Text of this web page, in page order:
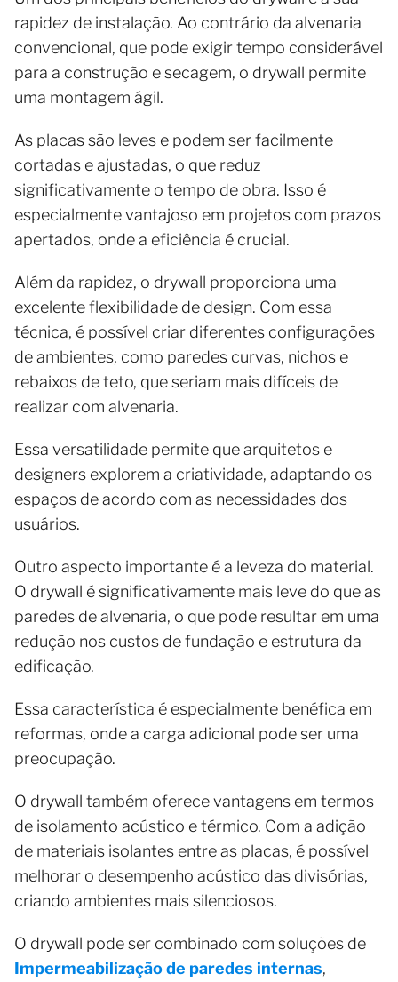
rapidez de instalação. Ao contrário da alvenaria
convencional, que pode exigir tempo considerável
para a construção e secagem, o drywall permite
uma montagem ágil.
As placas são leves e podem ser facilmente
cortadas e ajustadas, o que reduz
significativamente o tempo de obra. Isso é
especialmente vantajoso em projetos com prazos
apertados, onde a eficiência é crucial.
Além da rapidez, o drywall proporciona uma
excelente flexibilidade de design. Com essa
técnica, é possível criar diferentes configurações
de ambientes, como paredes curvas, nichos e
rebaixos de teto, que seriam mais difíceis de
realizar com alvenaria.
Essa versatilidade permite que arquitetos e
designers explorem a criatividade, adaptando os
espaços de acordo com as necessidades dos
usuários.
Outro aspecto importante é a leveza do material.
O drywall é significativamente mais leve do que as
paredes de alvenaria, o que pode resultar em uma
redução nos custos de fundação e estrutura da
edificação.
Essa característica é especialmente benéfica em
reformas, onde a carga adicional pode ser uma
preocupação.
O drywall também oferece vantagens em termos
de isolamento acústico e térmico. Com a adição
de materiais isolantes entre as placas, é possível
melhorar o desempenho acústico das divisórias,
criando ambientes mais silenciosos.
O drywall pode ser combinado com soluções de
Impermeabilização de paredes internas,